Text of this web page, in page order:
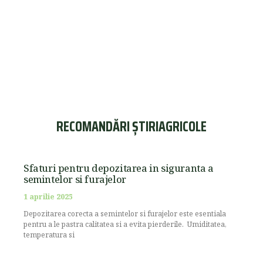
RECOMANDĂRI ȘTIRIAGRICOLE
Sfaturi pentru depozitarea in siguranta a
semintelor si furajelor
1 aprilie 2025
Depozitarea corecta a semintelor si furajelor este esentiala
pentru a le pastra calitatea si a evita pierderile. Umiditatea,
temperatura si